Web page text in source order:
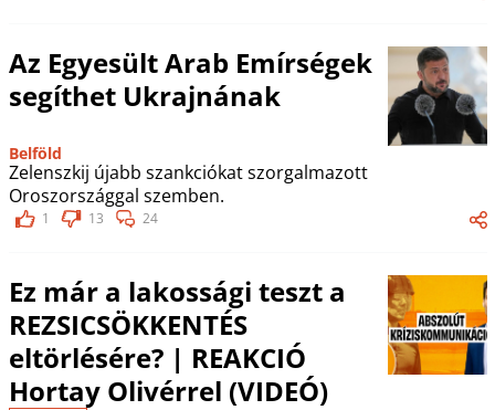
Az Egyesült Arab Emírségek
segíthet Ukrajnának
Belföld
Zelenszkij újabb szankciókat szorgalmazott
Oroszországgal szemben.
1 13 24
Ez már a lakossági teszt a
REZSICSÖKKENTÉS
eltörlésére? | REAKCIÓ
Hortay Olivérrel (VIDEÓ)